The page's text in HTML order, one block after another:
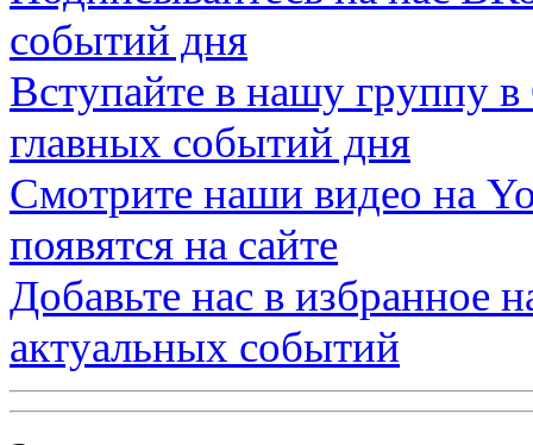
событий дня
Вступайте в нашу группу в
главных событий дня
Смотрите наши видео на
появятся на сайте
Добавьте нас в избранное
актуальных событий